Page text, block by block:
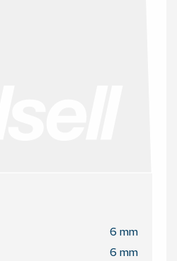
6 mm
6 mm